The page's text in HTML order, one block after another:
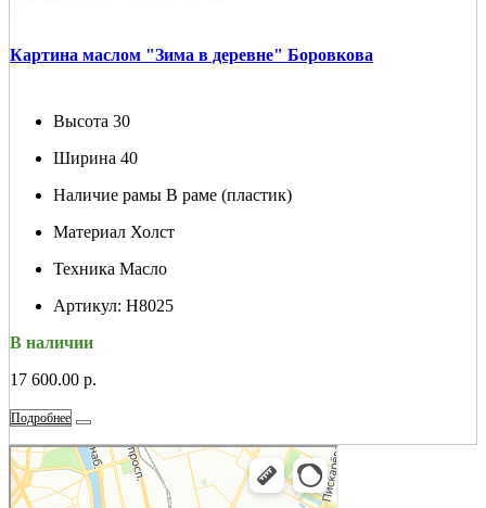
Картина маслом "Зима в деревне" Боровкова
Высота 30
Ширина 40
Наличие рамы В раме (пластик)
Материал Холст
Техника Масло
Артикул: Н8025
В наличии
17 600.00 р.
Подробнее